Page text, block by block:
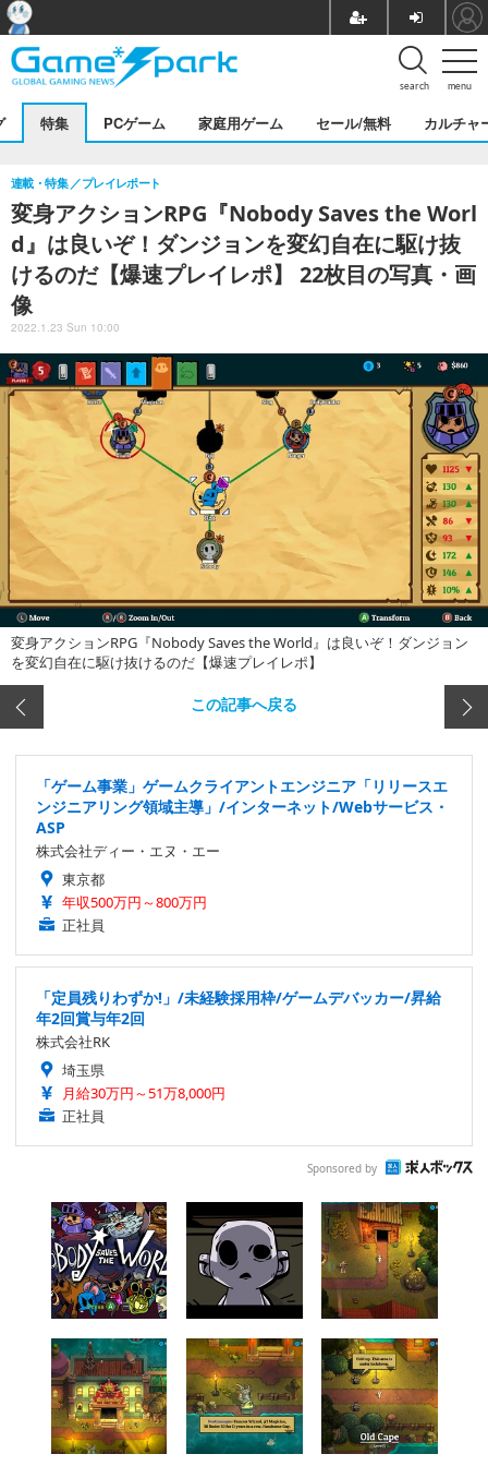
menu
search
特集 PCゲーム 家庭用ゲーム セール/無料 カルチャ
変身アクションRPG『Nobody Saves the Worl
d』は良いぞ！ダンジョンを変幻自在に駆け抜
けるのだ【爆速プレイレポ】 22枚目の写真・画
像
連載・特集 プレイレポート
2022.1.23 Sun 10:00
変身アクションRPG『Nobody Saves the World』は良いぞ！ダンジョン
を変幻自在に駆け抜けるのだ【爆速プレイレポ】
この記事へ戻る
「ゲーム事業」ゲームクライアントエンジニア「リリースエ
ンジニアリング領域主導」/インターネット/Webサービス・
ASP
株式会社ディー・エヌ・エー
東京都
年収500万円～800万円
正社員
「定員残りわずか!」/未経験採用枠/ゲームデバッカー/昇給
年2回賞与年2回
株式会社RK
埼玉県
月給30万円～51万8,000円
正社員
Sponsored by